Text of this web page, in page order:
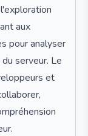
aux
pour analyser
serveur. Le
et